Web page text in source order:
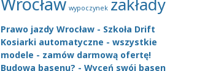
wypoczynek zakłady
Prawo jazdy Wrocław - Szkoła Drift
Kosiarki automatyczne - wszystkie
modele - zamów darmową ofertę!
Budowa basenu? - Wyceń swój basen